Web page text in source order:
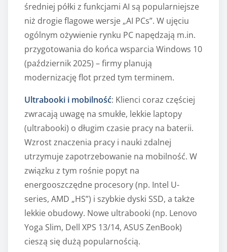
średniej półki z funkcjami AI są popularniejsze
niż drogie flagowe wersje „AI PCs”. W ujęciu
ogólnym ożywienie rynku PC napędzają m.in.
przygotowania do końca wsparcia Windows 10
(październik 2025) – firmy planują
modernizację flot przed tym terminem.
Ultrabooki i mobilność: Klienci coraz częściej
zwracają uwagę na smukłe, lekkie laptopy
(ultrabooki) o długim czasie pracy na baterii.
Wzrost znaczenia pracy i nauki zdalnej
utrzymuje zapotrzebowanie na mobilność. W
związku z tym rośnie popyt na
energooszczędne procesory (np. Intel U-
series, AMD „HS”) i szybkie dyski SSD, a także
lekkie obudowy. Nowe ultrabooki (np. Lenovo
Yoga Slim, Dell XPS 13/14, ASUS ZenBook)
cieszą się dużą popularnością.